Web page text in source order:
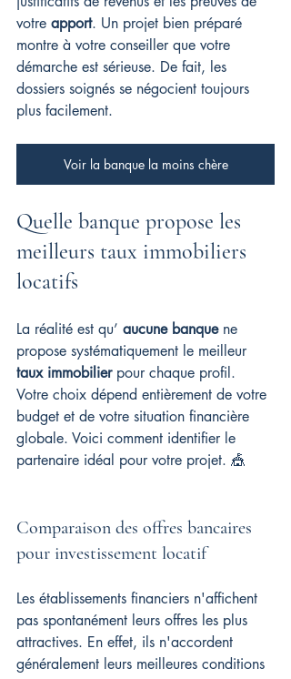
votre apport. Un projet bien préparé
montre à votre conseiller que votre
démarche est sérieuse. De fait, les
dossiers soignés se négocient toujours
plus facilement.
Voir la banque la moins chère
Quelle banque propose les
meilleurs taux immobiliers
locatifs
La réalité est qu’ aucune banque ne
propose systématiquement le meilleur
taux immobilier pour chaque profil.
Votre choix dépend entièrement de votre
budget et de votre situation financière
globale. Voici comment identifier le
partenaire idéal pour votre projet. 🎪
Comparaison des offres bancaires
pour investissement locatif
Les établissements financiers n'affichent
pas spontanément leurs offres les plus
attractives. En effet, ils n'accordent
généralement leurs meilleures conditions